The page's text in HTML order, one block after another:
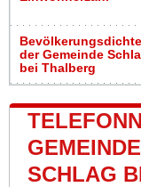
Bevölkerungsdichte
der Gemeinde
bei Thalberg
SCHLAG